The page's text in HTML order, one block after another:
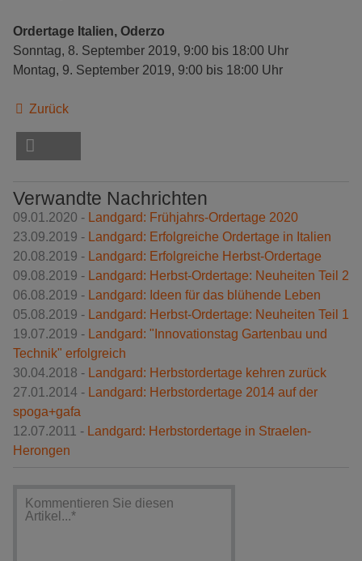
Ordertage Italien, Oderzo
Sonntag, 8. September 2019, 9:00 bis 18:00 Uhr
Montag, 9. September 2019, 9:00 bis 18:00 Uhr
Zurück
Verwandte Nachrichten
09.01.2020 - Landgard: Frühjahrs-Ordertage 2020
23.09.2019 - Landgard: Erfolgreiche Ordertage in Italien
20.08.2019 - Landgard: Erfolgreiche Herbst-Ordertage
09.08.2019 - Landgard: Herbst-Ordertage: Neuheiten Teil 2
06.08.2019 - Landgard: Ideen für das blühende Leben
05.08.2019 - Landgard: Herbst-Ordertage: Neuheiten Teil 1
19.07.2019 - Landgard: "Innovationstag Gartenbau und
Technik" erfolgreich
30.04.2018 - Landgard: Herbstordertage kehren zurück
27.01.2014 - Landgard: Herbstordertage 2014 auf der
spoga+gafa
12.07.2011 - Landgard: Herbstordertage in Straelen-
Herongen